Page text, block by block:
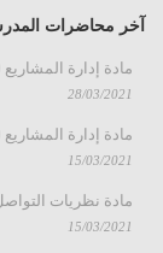
آخر محاضرات
مادة إدارة المشاريع 2020-2021 – المحاضرة الثامنة عشر
28/03/2021
مادة إدارة المشاريع 2020-2021 – المحاضرة السابعة عشر
15/03/2021
مادة نظريات التواصل و علم النفس
15/03/2021